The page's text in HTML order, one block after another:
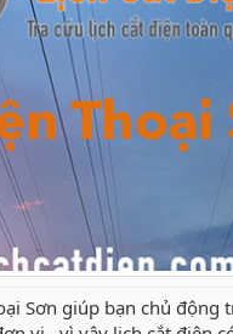
Sơn giúp bạn chủ động